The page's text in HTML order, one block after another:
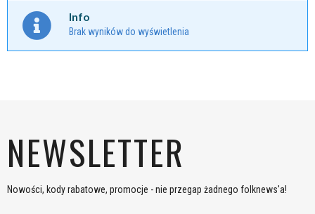
Info
Brak wyników do wyświetlenia
NEWSLETTER
Nowości, kody rabatowe, promocje - nie przegap żadnego folknews'a!